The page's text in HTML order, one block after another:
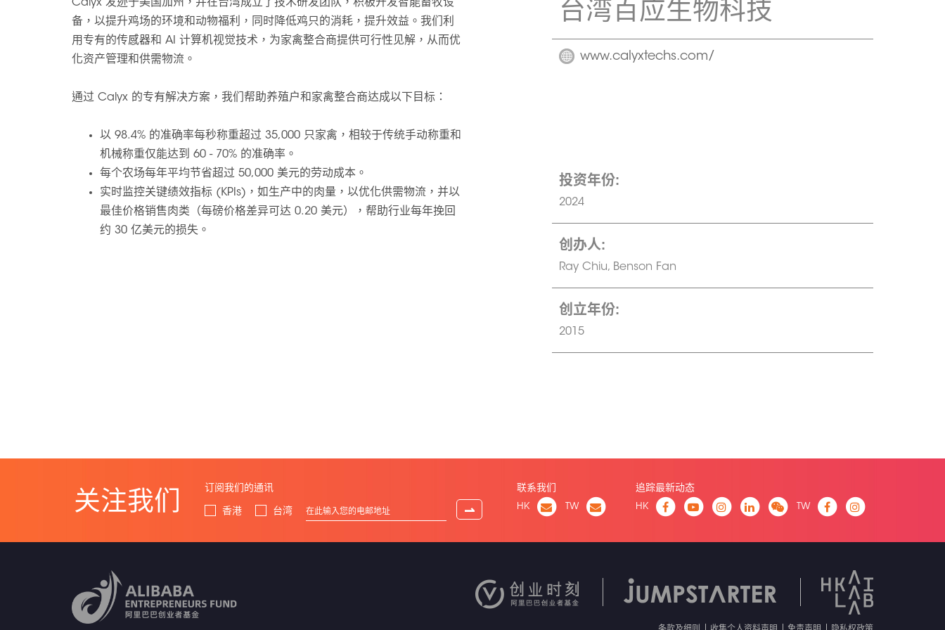
Calyx 发迹于美国加州，并在台湾成立了技术研发团队，积极开发智能畜牧设
备，以提升鸡场的环境和动物福利，同时降低鸡只的消耗，提升效益。我们利
用专有的传感器和 AI 计算机视觉技术，为家禽整合商提供可行性见解，从而优
化资产管理和供需物流。
通过 Calyx 的专有解决方案，我们帮助养殖户和家禽整合商达成以下目标：
以 98.4% 的准确率每秒称重超过 35,000 只家禽，相较于传统手动称重和
机械称重仅能达到 60 - 70% 的准确率。
每个农场每年平均节省超过 50,000 美元的劳动成本。
实时监控关键绩效指标 (KPIs)，如生产中的肉量，以优化供需物流，并以
最佳价格销售肉类（每磅价格差异可达 0.20 美元），帮助行业每年挽回
约 30 亿美元的损失。
台湾百应生物科技
www.calyxtechs.com/
投资年份:
2024
创办人:
Ray Chiu, Benson Fan
创立年份:
2015
关注我们
订阅我们的通讯
香港
台湾 ⇀
联系我们
HK
TW
追踪最新动态
HK
TW